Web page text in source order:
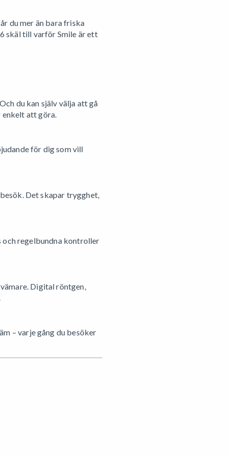
du mer än bara friska
skäl till varför Smile är ett
du kan själv välja att gå
att göra.
för dig som vill
Det skapar trygghet,
och regelbundna kontroller
Digital röntgen,
– varje gång du besöker